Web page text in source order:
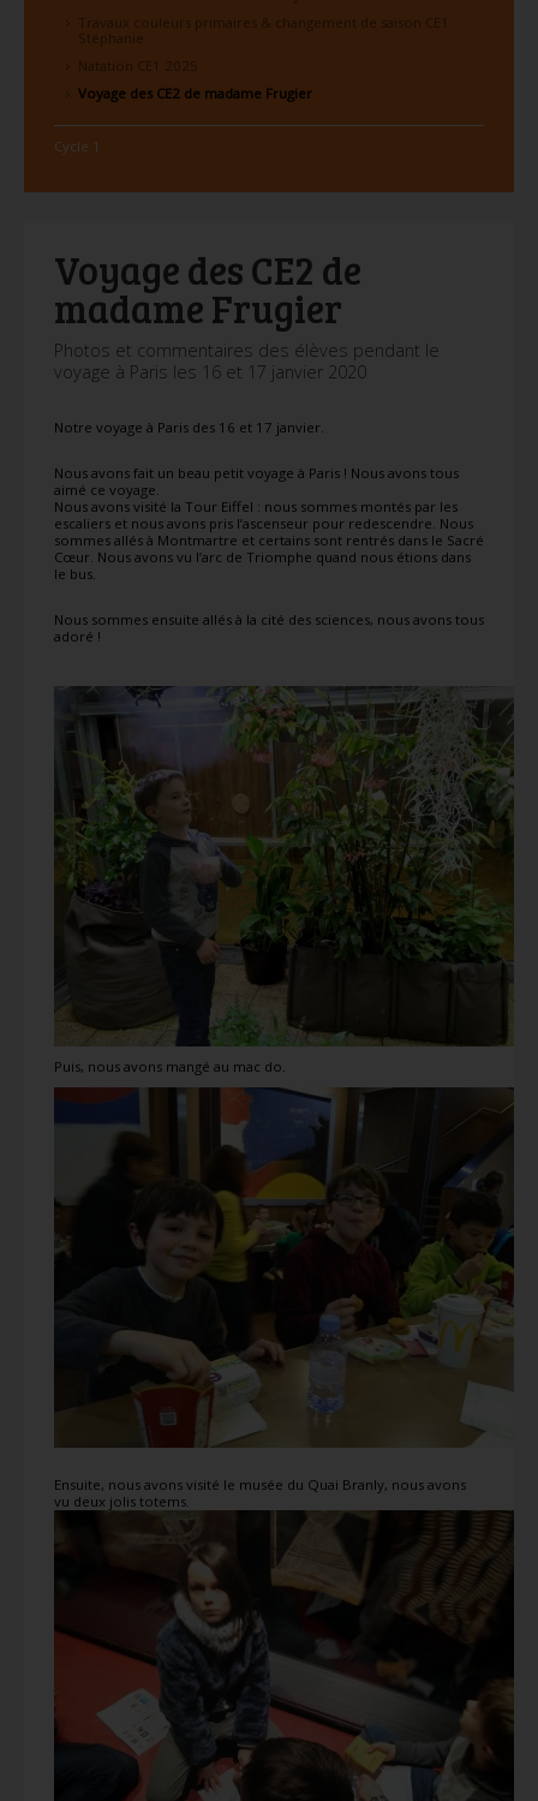
Travaux couleurs primaires & changement de saison CE1
Stéphanie
Natation CE1 2025
Voyage des CE2 de madame Frugier
Cycle 1
Voyage des CE2 de
madame Frugier
Photos et commentaires des élèves pendant le
voyage à Paris les 16 et 17 janvier 2020
Notre voyage à Paris des 16 et 17 janvier.
Nous avons fait un beau petit voyage à Paris ! Nous avons tous
aimé ce voyage.
Nous avons visité la Tour Eiffel : nous sommes montés par les
escaliers et nous avons pris l’ascenseur pour redescendre. Nous
sommes allés à Montmartre et certains sont rentrés dans le Sacré
Cœur. Nous avons vu l’arc de Triomphe quand nous étions dans
le bus.
Nous sommes ensuite allés à la cité des sciences, nous avons tous
adoré !
Puis, nous avons mangé au mac do.
Ensuite, nous avons visité le musée du Quai Branly, nous avons
vu deux jolis totems.